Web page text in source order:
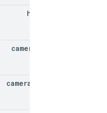
height
camera
camera